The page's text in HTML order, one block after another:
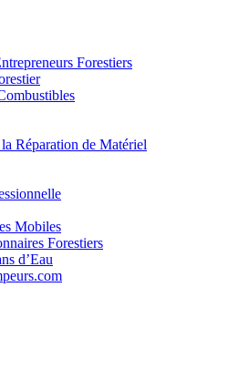
Forestiers
Réparation de Matériel
Mobiles
Forestiers
d’Eau